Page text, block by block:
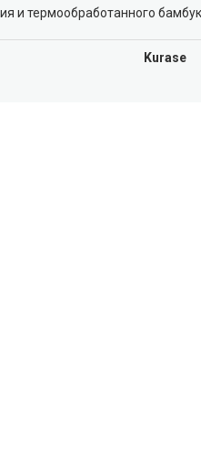
и термообработанного
Kurase